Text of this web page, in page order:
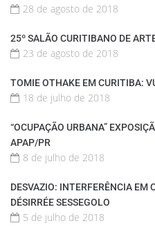
28 de agosto de 2018
25º SALÃO CURITIBANO DE
23 de agosto de 2018
TOMIE OTHAKE EM CURITIBA:
18 de julho de 2018
“OCUPAÇÃO URBANA”
APAP/PR
8 de julho de 2018
DESVAZIO: INTERFERÊNCIA EM
DÉSIRRÉE SESSEGOLO
5 de julho de 2018